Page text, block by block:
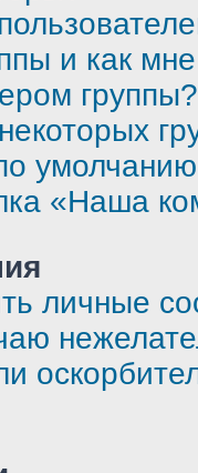
и как
группы?
«Наша
личные